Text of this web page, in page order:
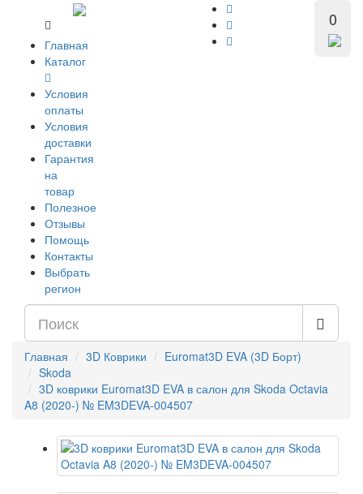
Главная
Каталог
Условия
оплаты
Условия
доставки
Гарантия
на
товар
Полезное
Отзывы
Помощь
Контакты
Выбрать
регион
0
Главная 3D Коврики
Euromat3D EVA (3D Борт)
Skoda
3D коврики Euromat3D EVA в салон для Skoda Octavia
A8 (2020-) № EM3DEVA-004507